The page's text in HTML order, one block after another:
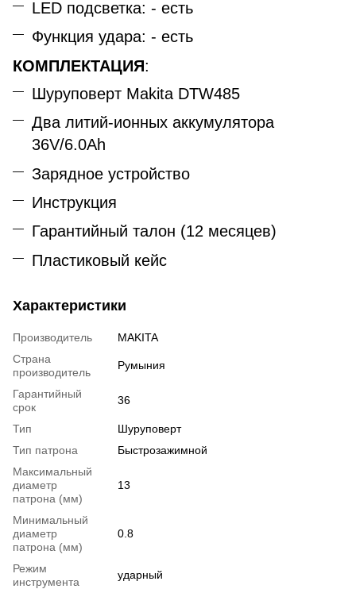
LED подсветка: - есть
Функция удара: - есть
КОМПЛЕКТАЦИЯ:
Шуруповерт Makita DTW485
Два литий-ионных аккумулятора
36V/6.0Ah
Зарядное устройство
Инструкция
Гарантийный талон (12 месяцев)
Пластиковый кейс
Характеристики
Производитель
MAKITA
Страна
производитель
Румыния
Гарантийный
срок
36
Тип
Шуруповерт
Тип патрона
Быстрозажимной
Максимальный
диаметр
патрона (мм)
13
Минимальный
диаметр
патрона (мм)
0.8
Режим
инструмента
ударный